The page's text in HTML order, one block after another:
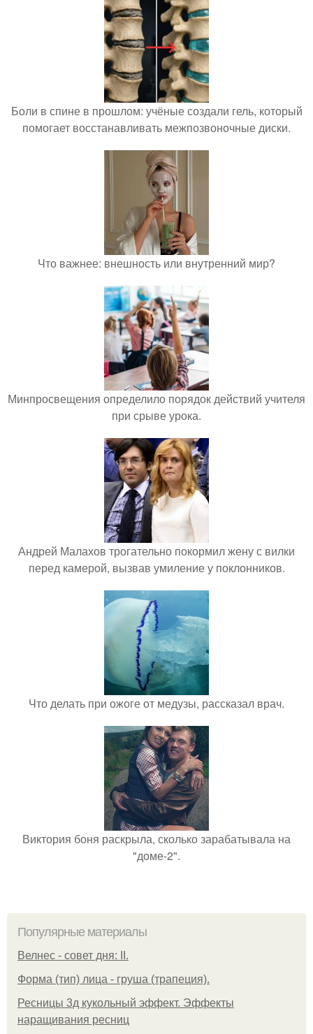
Боли в спине в прошлом: учёные создали гель, который
помогает восстанавливать межпозвоночные диски.
Что важнее: внешность или внутренний мир?
Минпросвещения определило порядок действий учителя
при срыве урока.
Андрей Малахов трогательно покормил жену с вилки
перед камерой, вызвав умиление у поклонников.
Что делать при ожоге от медузы, рассказал врач.
Виктория боня раскрыла, сколько зарабатывала на
"доме-2".
Популярные материалы
Велнес - совет дня: II.
Форма (тип) лица - груша (трапеция).
Ресницы 3д кукольный эффект. Эффекты
наращивания ресниц